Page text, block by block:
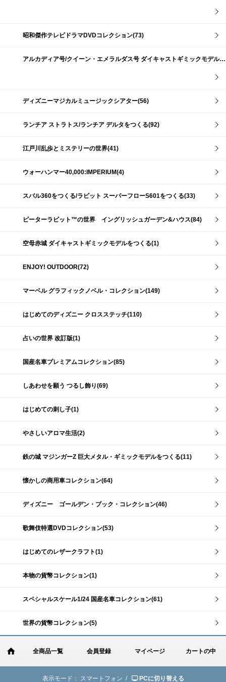
昭和傑作テレビドラマDVDコレクション(73)
アルカディア号/クイーン・エメラルダス号 ダイキャストギミックモデルをつくる(159)
ディズニーマジカルミュージックシアター(56)
ランチア ストラトス/ランチア デルタをつくる(92)
江戸川乱歩とミステリーの世界(41)
ウォーハンマー40,000:IMPERIUM(4)
スバル360をつくる/ラビット スーパーフローS601をつくる(33)
ピーターラビット™の世界 イングリッシュガーデン&ハウス(84)
空母赤城 ダイキャストギミックモデルをつくる(1)
ENJOY! OUTDOOR(72)
マーベル グラフィックノベル・コレクション(149)
はじめてのディズニー クロスステッチ(110)
占いの世界 改訂版(1)
国産名車プレミアムコレクション(85)
しあわせを願う つるし飾り(69)
はじめての刺し子(1)
やさしいアロマ生活(2)
鉄の城 マジンガーZ 巨大メタル・ギミックモデルをつくる(11)
懐かしの商用車コレクション(64)
ディズニー ゴールデン・ブック・コレクション(46)
歌舞伎特選DVDコレクション(53)
はじめてのレザークラフト(1)
本物の貨幣コレクション(1)
スペシャルスケール1/24 国産名車コレクション(61)
世界の貨幣コレクション(5)
全商品一覧 会員登録 マイページ カートの中
表示モード： スマートフォン / PCに切り替える